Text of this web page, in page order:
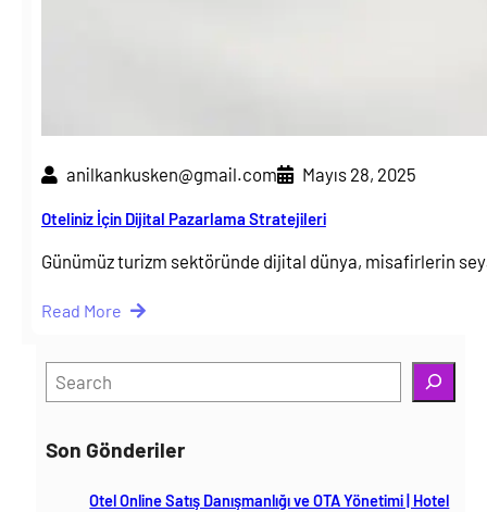
anilkankusken@gmail.com Mayıs 28, 2025
Oteliniz İçin Dijital Pazarlama Stratejileri
Günümüz turizm sektöründe dijital dünya, misafirlerin
Read More
e
r
Son Gönderiler
Otel Online Satış Danışmanlığı ve OTA Yönetimi | Hotel